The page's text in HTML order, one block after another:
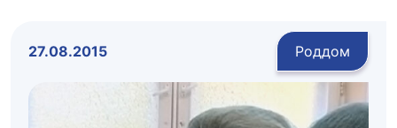
27.08.2015 Роддом